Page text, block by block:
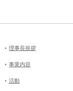
理事長挨拶
事業内容
活動